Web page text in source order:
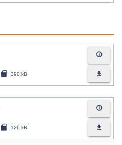
sd_card 390 kB
info_outline
file_download
sd_card 126 kB
info_outline
file_download